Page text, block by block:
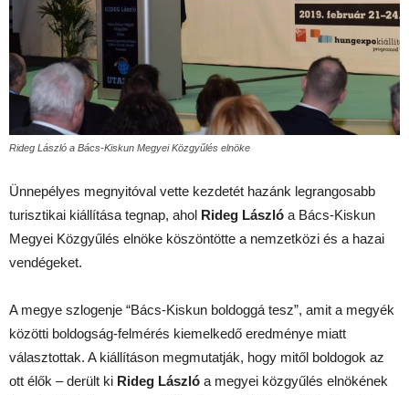
Rideg László a Bács-Kiskun Megyei Közgyűlés elnöke
Ünnepélyes megnyitóval vette kezdetét hazánk legrangosabb
turisztikai kiállítása tegnap, ahol Rideg László a Bács-Kiskun
Megyei Közgyűlés elnöke köszöntötte a nemzetközi és a hazai
vendégeket.
A megye szlogenje “Bács-Kiskun boldoggá tesz”, amit a megyék
közötti boldogság-felmérés kiemelkedő eredménye miatt
választottak. A kiállításon megmutatják, hogy mitől boldogok az
ott élők – derült ki Rideg László a megyei közgyűlés elnökének